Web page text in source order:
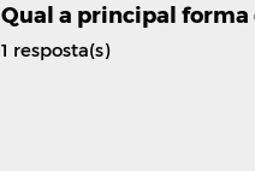
Qual a principal forma
1 resposta(s)